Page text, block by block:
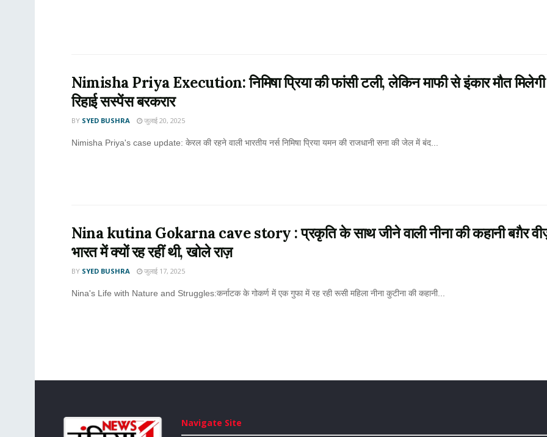
Nimisha Priya Execution: निमिषा प्रिया की फांसी टली, लेकिन माफी से इंकार मौत मिलेगी
रिहाई सस्पेंस बरकरार
BY SYED BUSHRA जुलाई 20, 2025
Nimisha Priya's case update: केरल की रहने वाली भारतीय नर्स निमिषा प्रिया यमन की राजधानी सना की जेल में बंद...
Nina kutina Gokarna cave story : प्रकृति के साथ जीने वाली नीना की कहानी बग़ैर
भारत में क्यों रह रहीं थी, खोले राज़
BY SYED BUSHRA जुलाई 17, 2025
Nina's Life with Nature and Struggles:कर्नाटक के गोकर्ण में एक गुफा में रह रही रूसी महिला नीना कुटीना की कहानी...
Navigate Site